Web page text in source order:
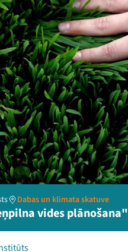
Dabas un klimata skatuve
vides plānošana"